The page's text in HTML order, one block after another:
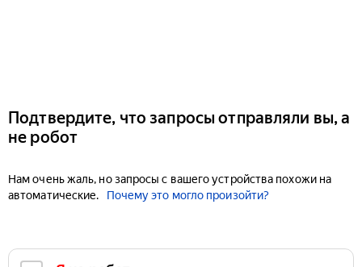
Подтвердите, что запросы отправляли вы, а
не робот
Нам очень жаль, но запросы с вашего устройства похожи на
автоматические.
Почему это могло произойти?